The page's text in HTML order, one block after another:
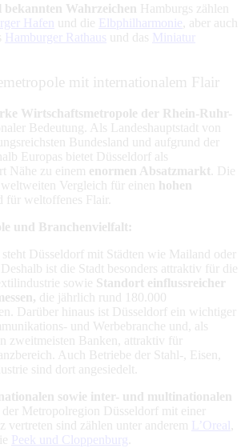
Wahrzeichen Hamburgs zählen
Hafen und die Elbphilharmonie , aber auch
Hamburger Rathaus und das Miniatur
mit internationalem Flair
Wirtschaftsmetropole der Rhein-Ruhr-
Bedeutung. Als Landeshauptstadt von
Bundesland und aufgrund der
Europas bietet Düsseldorf als
Nähe zu einem enormen Absatzmarkt
. Die
Vergleich für einen hohen
für weltoffenes Flair.
und Branchenvielfalt:
steht Düsseldorf mit Städten wie Mailand oder
ist die Stadt besonders attraktiv für die
sowie Standort einflussreicher
die jährlich rund 180.000
Darüber hinaus ist Düsseldorf ein wichtiger
und Werbebranche und, als
zweitmeisten Banken, attraktiv für
Auch Betriebe der Stahl-, Eisen,
sind dort angesiedelt.
sowie inter- und multinationalen
Metropolregion Düsseldorf mit einer
vertreten sind zählen unter anderem L’Oreal
Peek und Cloppenburg